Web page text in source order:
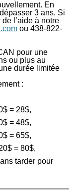
En
3 ans. Si
l’aide à notre
ou 438-822-
pour une
ou plus au
durée limitée
:
= 28$,
= 48$,
= 65$,
= 80$,
tarder pour